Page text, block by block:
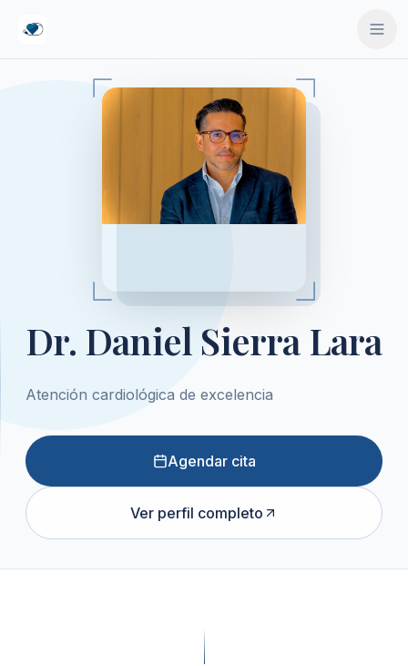
Dr. Daniel Sierra Lara
Atención cardiológica de excelencia
Agendar cita
Ver perfil completo